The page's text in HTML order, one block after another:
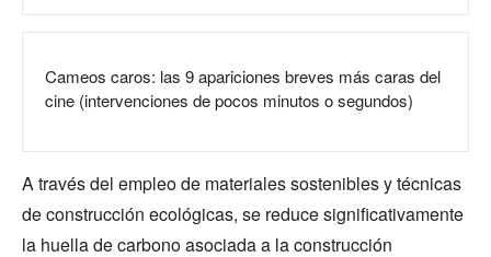
Cameos caros: las 9 apariciones breves más caras del
cine (intervenciones de pocos minutos o segundos)
A través del empleo de materiales sostenibles y técnicas
de construcción ecológicas, se reduce significativamente
la huella de carbono asociada a la construcción